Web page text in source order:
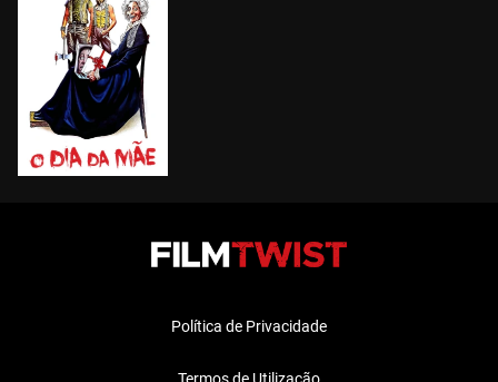
Política de Privacidade